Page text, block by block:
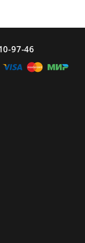
97-46